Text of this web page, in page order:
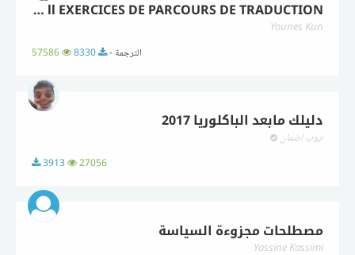
ll EXERCICES DE PARCOURS DE TRADUCTION حلول تمارين الكتاب المدرسي الترجمة
Younes Kun
الترجمة -
دليلك مابعد الباكلوريا 2017
أيوب اضمان
3913 27056
مصطلحات مجزوءة السياسة
Yassine Kassimi